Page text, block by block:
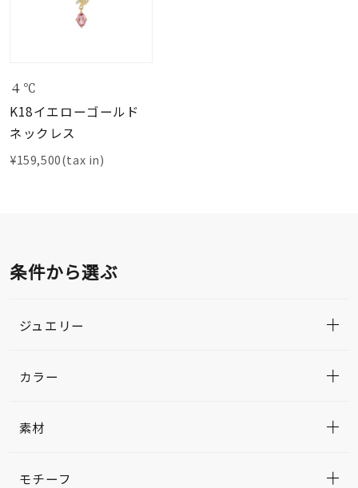
４℃
K18イエローゴールド
ネックレス
¥159,500(tax in)
条件から選ぶ
ジュエリー
カラー
素材
モチーフ